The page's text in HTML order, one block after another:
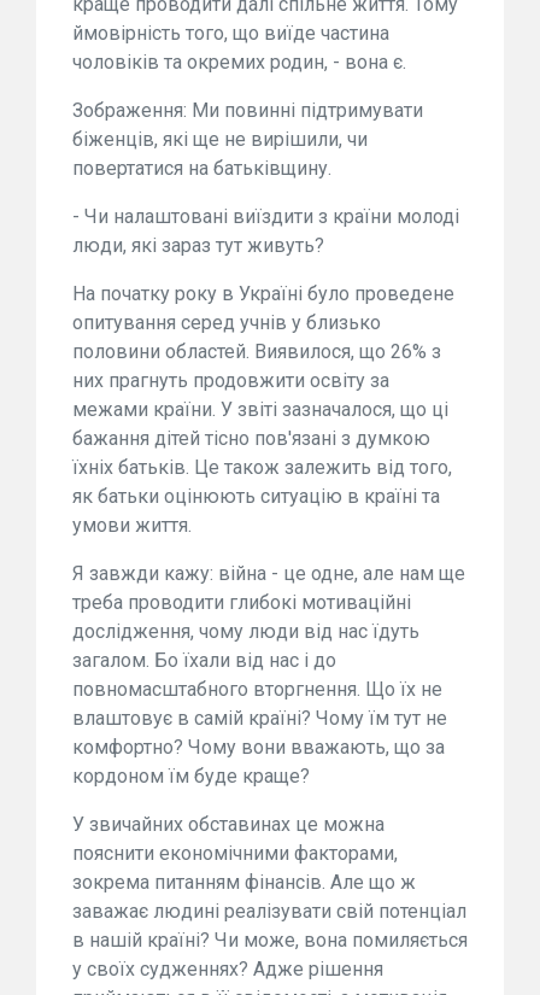
ймовірність того, що виїде частина
чоловіків та окремих родин, - вона є.
Зображення: Ми повинні підтримувати
біженців, які ще не вирішили, чи
повертатися на батьківщину.
- Чи налаштовані виїздити з країни молоді
люди, які зараз тут живуть?
На початку року в Україні було проведене
опитування серед учнів у близько
половини областей. Виявилося, що 26% з
них прагнуть продовжити освіту за
межами країни. У звіті зазначалося, що ці
бажання дітей тісно пов'язані з думкою
їхніх батьків. Це також залежить від того,
як батьки оцінюють ситуацію в країні та
умови життя.
Я завжди кажу: війна - це одне, але нам ще
треба проводити глибокі мотиваційні
дослідження, чому люди від нас їдуть
загалом. Бо їхали від нас і до
повномасштабного вторгнення. Що їх не
влаштовує в самій країні? Чому їм тут не
комфортно? Чому вони вважають, що за
кордоном їм буде краще?
У звичайних обставинах це можна
пояснити економічними факторами,
зокрема питанням фінансів. Але що ж
заважає людині реалізувати свій потенціал
в нашій країні? Чи може, вона помиляється
у своїх судженнях? Адже рішення